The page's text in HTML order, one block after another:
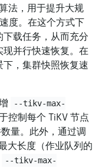
法，用于提升大规
度。在这个方式下
载任务，从而充分
并行快速恢复。在
下，集群快照恢复速
--tikv-max-
控制每个 TiKV 节点
量。此外，通过调
大长度（作业队列的
--tikv-max-